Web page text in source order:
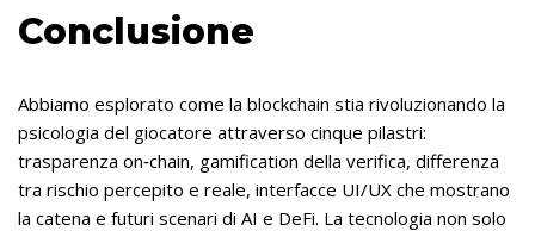
Conclusione
Abbiamo esplorato come la blockchain stia rivoluzionando la
psicologia del giocatore attraverso cinque pilastri:
trasparenza on‑chain, gamification della verifica, differenza
tra rischio percepito e reale, interfacce UI/UX che mostrano
la catena e futuri scenari di AI e DeFi. La tecnologia non solo